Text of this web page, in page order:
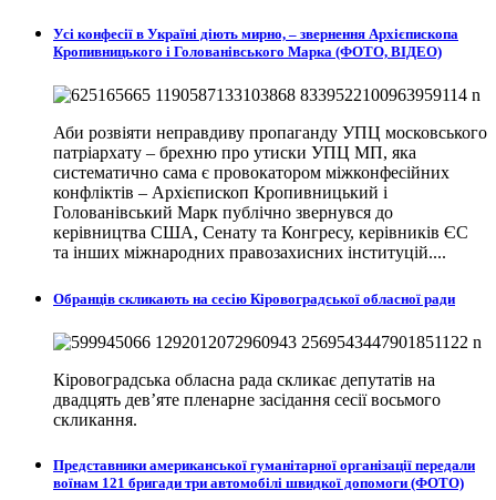
Усі конфесії в Україні діють мирно, – звернення Архієпископа
Кропивницького і Голованівського Марка (ФОТО, ВІДЕО)
Аби розвіяти неправдиву пропаганду УПЦ московського
патріархату – брехню про утиски УПЦ МП, яка
систематично сама є провокатором міжконфесійних
конфліктів – Архієпископ Кропивницький і
Голованівський Марк публічно звернувся до
керівництва США, Сенату та Конгресу, керівників ЄС
та інших міжнародних правозахисних інституцій....
Обранців скликають на сесію Кіровоградської обласної ради
Кіровоградська обласна рада скликає депутатів на
двадцять дев’яте пленарне засідання сесії восьмого
скликання.
Представники американської гуманітарної організації передали
воїнам 121 бригади три автомобілі швидкої допомоги (ФОТО)